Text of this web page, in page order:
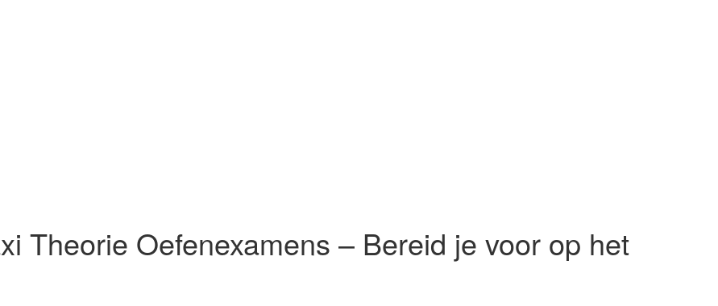
Theorie Oefenexamens – Bereid je voor op het